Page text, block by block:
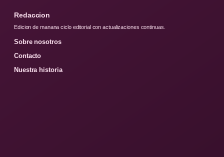
Redaccion
Edicion de manana ciclo editorial con actualizaciones continuas.
Sobre nosotros
Contacto
Nuestra historia